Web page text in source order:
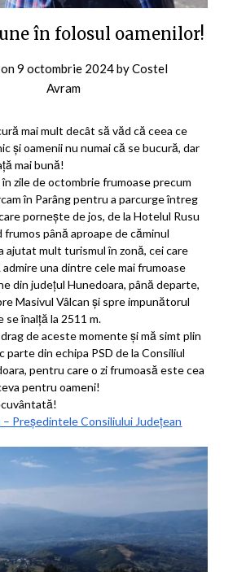
în folosul oamenilor!
9 octombrie 2024byCostel
Avram
mai mult decât să văd că ceea ce
și oamenii nu numai că se bucură, dar
mai bună!
zile de octombrie frumoase precum
în Parâng pentru a parcurge întreg
pornește de jos, de la Hotelul Rusu
frumos până aproape de căminul
ajutat mult turismul în zonă, cei care
una dintre cele mai frumoase
din județul Hunedoara, până departe,
Masivul Vâlcan și spre impunătorul
se înalță la 2511 m.
de aceste momente și mă simt plin
parte din echipa PSD de la Consiliul
pentru care o zi frumoasă este cea
pentru oameni!
Președintele Consiliului Județean